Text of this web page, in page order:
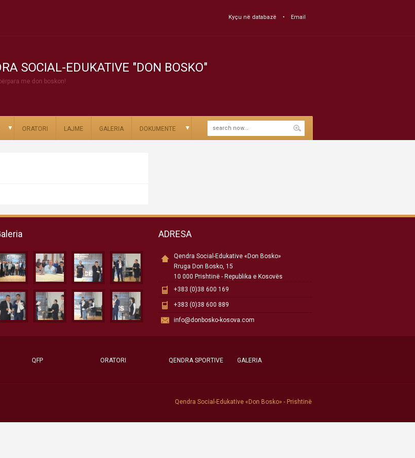
Kyçu në databazë Email
SOCIAL-EDUKATIVE "DON BOSKO"
me don boskon!
▼ ORATORI LAJME GALERIA DOKUMENTE ▼
ADRESA
Qendra Social-Edukative «Don Bosko»
Rruga Don Bosko, 15
10 000 Prishtinë - Republika e Kosovës
+383 (0)38 600 169
+383 (0)38 600 889
info@donbosko-kosova.com
QFP ORATORI QENDRA SPORTIVE GALERIA
Qendra Social-Edukative «Don Bosko» - Prishtinë